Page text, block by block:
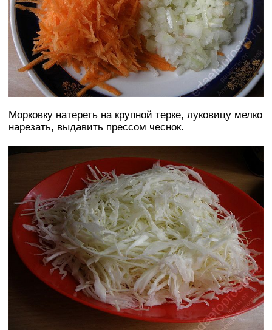
Морковку натереть на крупной терке, луковицу мелко
нарезать, выдавить прессом чеснок.